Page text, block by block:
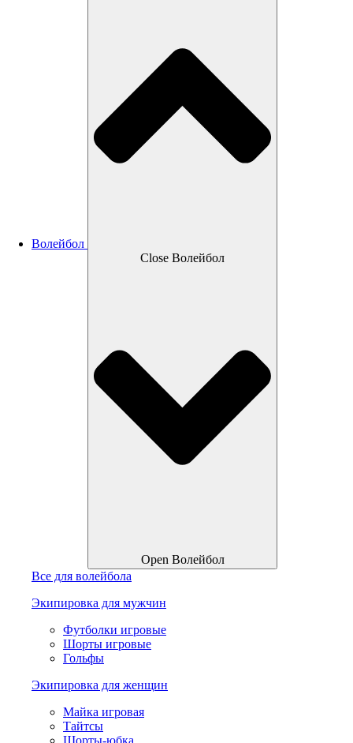
Волейбол
Close Волейбол
Open Волейбол
Все для волейбола
Экипировка для мужчин
Футболки игровые
Шорты игровые
Гольфы
Экипировка для женщин
Майка игровая
Тайтсы